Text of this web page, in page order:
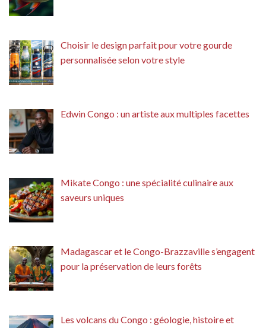
Choisir le design parfait pour votre gourde
personnalisée selon votre style
Edwin Congo : un artiste aux multiples facettes
Mikate Congo : une spécialité culinaire aux
saveurs uniques
Madagascar et le Congo-Brazzaville s’engagent
pour la préservation de leurs forêts
Les volcans du Congo : géologie, histoire et